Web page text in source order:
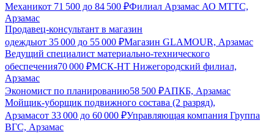
Механикот 71 500 до 84 500 ₽Филиал Арзамас АО МТТС,
Арзамас
Продавец-консультант в магазин
одеждыот 35 000 до 55 000 ₽Магазин GLAMOUR, Арзамас
Ведущий специалист материально-технического
обеспечения70 000 ₽МСК-НТ Нижегородский филиал,
Арзамас
Экономист по планированию58 500 ₽АПКБ, Арзамас
Мойщик-уборщик подвижного состава (2 разряд),
Арзамасот 33 000 до 60 000 ₽Управляющая компания Группа
ВГС, Арзамас